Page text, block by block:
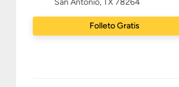
San Antonio, TX 78264
Folleto Gratis